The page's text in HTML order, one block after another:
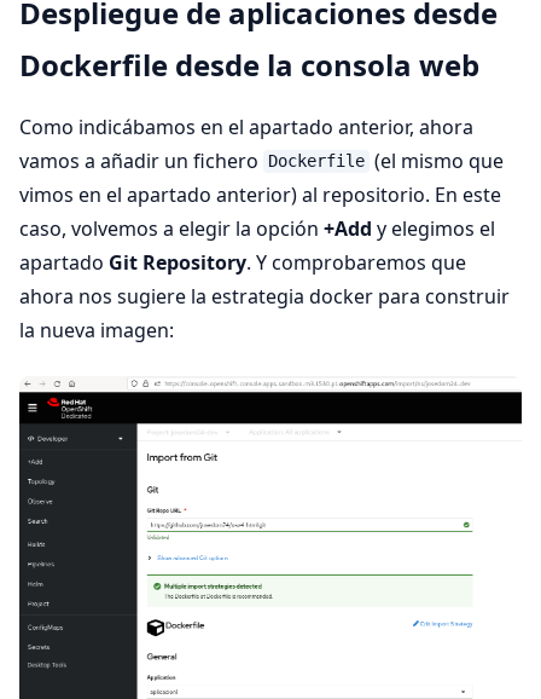
Despliegue de aplicaciones desde
Dockerfile desde la consola web
Como indicábamos en el apartado anterior, ahora
vamos a añadir un fichero
Dockerfile (el mismo que
vimos en el apartado anterior) al repositorio. En este
caso, volvemos a elegir la opción +Add y elegimos el
apartado Git Repository. Y comprobaremos que
ahora nos sugiere la estrategia docker para construir
la nueva imagen: